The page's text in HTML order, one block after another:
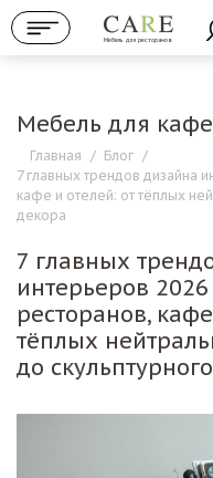
Мебель для ресторанов
Мебель для
Главная / Блог /
7 главных трендов дизайна
кафе и отелей: от тёплых
декора
7 главных
интерьеров
ресторанов,
тёплых
до